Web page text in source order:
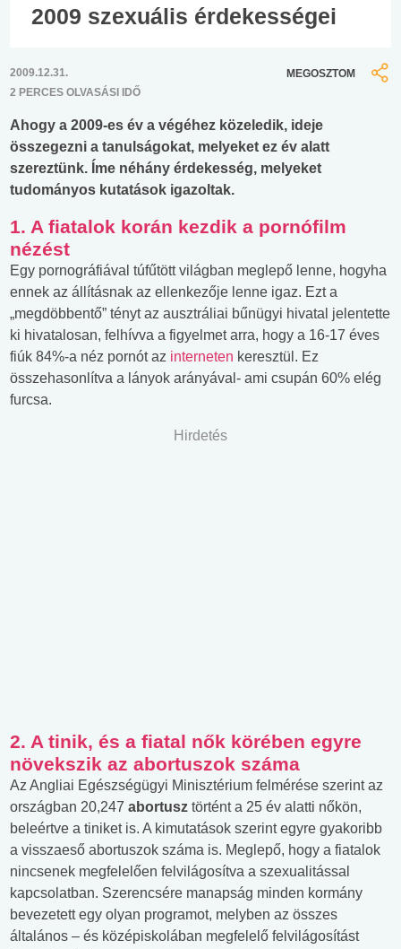
2009 szexuális érdekességei
2009.12.31.
2 PERCES OLVASÁSI IDŐ
MEGOSZTOM
Ahogy a 2009-es év a végéhez közeledik, ideje
összegezni a tanulságokat, melyeket ez év alatt
szereztünk. Íme néhány érdekesség, melyeket
tudományos kutatások igazoltak.
1. A fiatalok korán kezdik a pornófilm
nézést
Egy pornográfiával túfűtött világban meglepő lenne, hogyha
ennek az állításnak az ellenkezője lenne igaz. Ezt a
„megdöbbentő” tényt az ausztráliai bűnügyi hivatal jelentette
ki hivatalosan, felhívva a figyelmet arra, hogy a 16-17 éves
fiúk 84%-a néz pornót az interneten keresztül. Ez
összehasonlítva a lányok arányával- ami csupán 60% elég
furcsa.
Hirdetés
2. A tinik, és a fiatal nők körében egyre
növekszik az abortuszok száma
Az Angliai Egészségügyi Minisztérium felmérése szerint az
országban 20,247 abortusz történt a 25 év alatti nőkön,
beleértve a tiniket is. A kimutatások szerint egyre gyakoribb
a visszaeső abortuszok száma is. Meglepő, hogy a fiatalok
nincsenek megfelelően felvilágosítva a szexualitással
kapcsolatban. Szerencsére manapság minden kormány
bevezetett egy olyan programot, melyben az összes
általános – és középiskolában megfelelő felvilágosítást